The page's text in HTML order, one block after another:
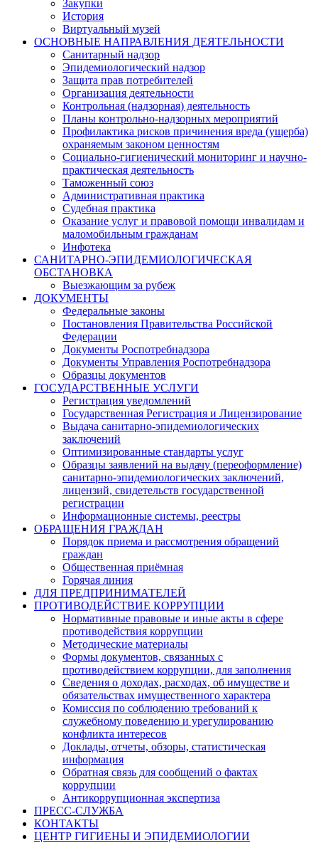
Закупки
История
Виртуальный музей
ОСНОВНЫЕ НАПРАВЛЕНИЯ ДЕЯТЕЛЬНОСТИ
Санитарный надзор
Эпидемиологический надзор
Защита прав потребителей
Организация деятельности
Контрольная (надзорная) деятельность
Планы контрольно-надзорных мероприятий
Профилактика рисков причинения вреда (ущерба)
охраняемым законом ценностям
Социально-гигиенический мониторинг и научно-
практическая деятельность
Таможенный союз
Административная практика
Судебная практика
Оказание услуг и правовой помощи инвалидам и
маломобильным гражданам
Инфотека
САНИТАРНО-ЭПИДЕМИОЛОГИЧЕСКАЯ
ОБСТАНОВКА
Выезжающим за рубеж
ДОКУМЕНТЫ
Федеральные законы
Постановления Правительства Российской
Федерации
Документы Роспотребнадзора
Документы Управления Роспотребнадзора
Образцы документов
ГОСУДАРСТВЕННЫЕ УСЛУГИ
Регистрация уведомлений
Государственная Регистрация и Лицензирование
Выдача санитарно-эпидемиологических
заключений
Оптимизированные стандарты услуг
Образцы заявлений на выдачу (переоформление)
санитарно-эпидемиологических заключений,
лицензий, свидетельств государственной
регистрации
Информационные системы, реестры
ОБРАЩЕНИЯ ГРАЖДАН
Порядок приема и рассмотрения обращений
граждан
Общественная приёмная
Горячая линия
ДЛЯ ПРЕДПРИНИМАТЕЛЕЙ
ПРОТИВОДЕЙСТВИЕ КОРРУПЦИИ
Нормативные правовые и иные акты в сфере
противодействия коррупции
Методические материалы
Формы документов, связанных с
противодействием коррупции, для заполнения
Сведения о доходах, расходах, об имуществе и
обязательствах имущественного характера
Комиссия по соблюдению требований к
служебному поведению и урегулированию
конфликта интересов
Доклады, отчеты, обзоры, статистическая
информация
Обратная связь для сообщений о фактах
коррупции
Антикоррупционная экспертиза
ПРЕСС-СЛУЖБА
КОНТАКТЫ
ЦЕНТР ГИГИЕНЫ И ЭПИДЕМИОЛОГИИ